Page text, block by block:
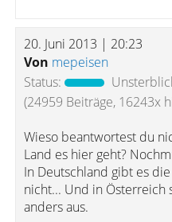
20. Juni 2013 | 20:23
Von mepeisen
Status:
(24959 Beiträge, 16243x
Wieso beantwortest du
Land es hier geht?
In Deutschland gibt es
nicht... Und in Österreich
anders aus.